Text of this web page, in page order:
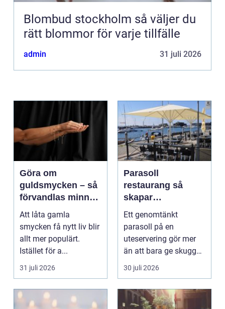
Blombud stockholm så väljer du
rätt blommor för varje tillfälle
admin 31 juli 2026
Göra om
guldsmycken – så
förvandlas minnen
till nya favoriter
Att låta gamla
smycken få nytt liv blir
allt mer populärt.
Istället för a...
31 juli 2026
Parasoll
restaurang så
skapar
uteserveringen rätt
känsla året runt
Ett genomtänkt
parasoll på en
uteservering gör mer
än att bara ge skugga.
Det påverkar hur länge
gäs...
30 juli 2026